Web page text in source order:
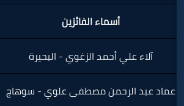
الزغوي - البحيرة
2500 جنيه مصري
مصطفى علوي - سوهاج
2500 جنيه مصري